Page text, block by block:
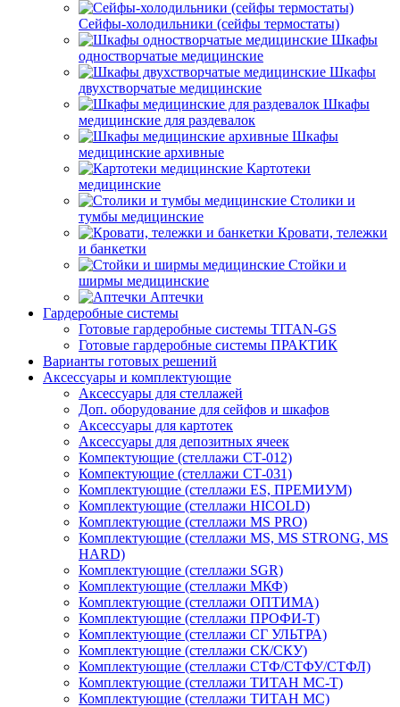
Сейфы-холодильники (сейфы термостаты)
Шкафы
одностворчатые медицинские
Шкафы
двухстворчатые медицинские
Шкафы
медицинские для раздевалок
Шкафы
медицинские архивные
Картотеки
медицинские
Столики и
тумбы медицинские
Кровати, тележки
и банкетки
Стойки и
ширмы медицинские
Аптечки
Гардеробные системы
Готовые гардеробные системы TITAN-GS
Готовые гардеробные системы ПРАКТИК
Варианты готовых решений
Аксессуары и комплектующие
Аксессуары для стеллажей
Доп. оборудование для сейфов и шкафов
Аксессуары для картотек
Аксессуары для депозитных ячеек
Компектующие (стеллажи СТ-012)
Компектующие (стеллажи СТ-031)
Комплектующие (стеллажи ES, ПРЕМИУМ)
Комплектующие (стеллажи HICOLD)
Комплектующие (стеллажи MS PRO)
Комплектующие (стеллажи MS, MS STRONG, MS
HARD)
Комплектующие (стеллажи SGR)
Комплектующие (стеллажи МКФ)
Комплектующие (стеллажи ОПТИМА)
Комплектующие (стеллажи ПРОФИ-Т)
Комплектующие (стеллажи СГ УЛЬТРА)
Комплектующие (стеллажи СК/СКУ)
Комплектующие (стеллажи СТФ/СТФУ/СТФЛ)
Комплектующие (стеллажи ТИТАН МС-Т)
Комплектующие (стеллажи ТИТАН МС)